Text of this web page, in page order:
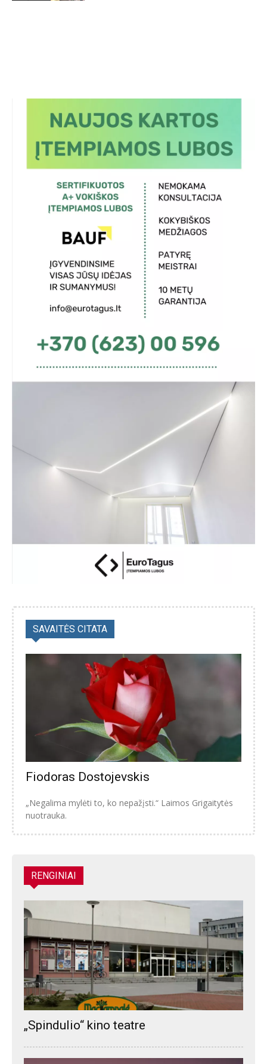
SAVAITĖS CITATA
Fiodoras Dostojevskis
„Negalima mylėti to, ko nepažįsti.“ Laimos Grigaitytės
nuotrauka.
RENGINIAI
„Spindulio“ kino teatre